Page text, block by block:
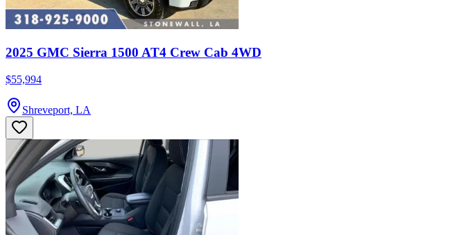
2025 GMC Sierra 1500 AT4 Crew Cab 4WD
$55,994
Shreveport, LA